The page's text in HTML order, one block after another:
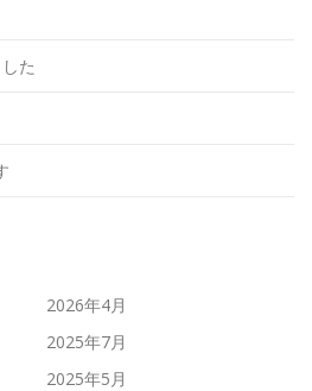
た
2026年4月
2025年7月
2025年5月